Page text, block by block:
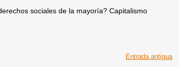
sociales de la mayoría? Capitalismo
Entrada antigua